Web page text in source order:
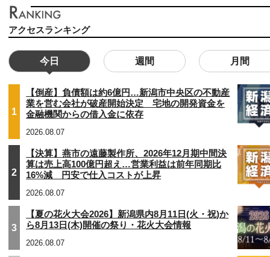
アクセスランキング
今日 週間 月間
1
【倒産】負債額は約6億円…新潟市中央区の不動産
業を営む会社が破産開始決定 宅地の開発資金を
金融機関からの借入金に依存
2026.08.07
2
【決算】燕市の遠藤製作所、2026年12月期中間決
算は売上高100億円超え…営業利益は前年同期比
16%減 円安で仕入コストが上昇
2026.08.07
3
【夏の花火大会2026】新潟県内8月11日(火・祝)か
ら8月13日(木)開催の祭り・花火大会情報
2026.08.07